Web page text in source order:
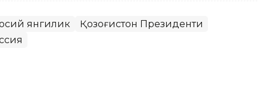
янгилик
Қозоғистон Президенти